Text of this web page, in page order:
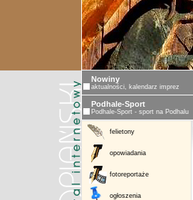
Nowiny
aktualności, kalendarz imprez
Podhale-Sport
Podhale-Sport - sport na Podhalu
felietony
opowiadania
fotoreportaże
ogłoszenia